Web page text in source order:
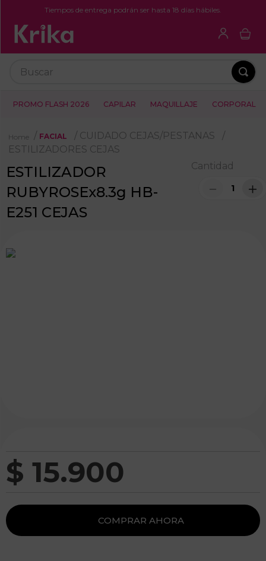
Tiempos de entrega podrán ser hasta 18 días hábiles.
PROMO FLASH 2026 CAPILAR MAQUILLAJE CORPORAL
FACIAL
CUIDADO CEJAS/PESTANAS
ESTILIZADORES CEJAS
ESTILIZADOR
RUBYROSEx8.3g HB-
E251 CEJAS
Cantidad
＋
－
$ 15.900